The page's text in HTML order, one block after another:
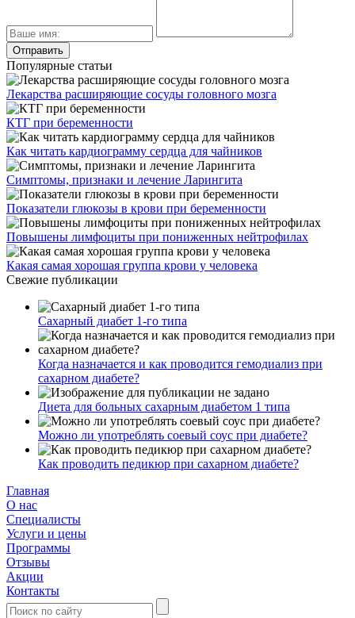
Популярные статьи
Лекарства расширяющие сосуды головного мозга
КТГ при беременности
Как читать кардиограмму сердца для чайников
Симптомы, признаки и лечение Ларингита
Показатели глюкозы в крови при беременности
Повышены лимфоциты при пониженных нейтрофилах
Какая самая хорошая группа крови у человека
Свежие публикации
Сахарный диабет 1-го типа
Когда назначается и как проводится гемодиализ при
сахарном диабете?
Диета для больных сахарным диабетом 1 типа
Можно ли употреблять соевый соус при диабете?
Как проводить педикюр при сахарном диабете?
Главная
О нас
Cпециалисты
Услуги и цены
Программы
Отзывы
Акции
Контакты